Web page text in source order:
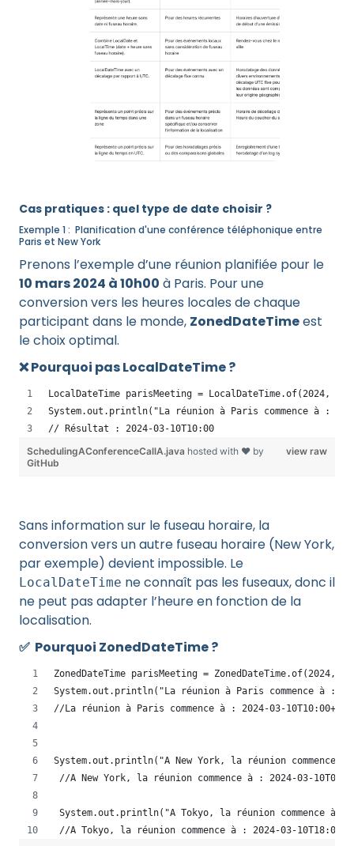
Cas pratiques : quel type de date choisir ?
Exemple 1 : Planification d'une conférence téléphonique entre
Paris et New York
Prenons l’exemple d’une réunion planifiée pour le
10 mars 2024 à 10h00 à Paris. Pour une
conversion vers les heures locales de chaque
participant dans le monde, ZonedDateTimeest
le choix optimal.
❌ Pourquoi pas LocalDateTime ?
LocalDateTime parisMeeting = LocalDateTime.of(2024,
System.out.println("La réunion à Paris commence à : "
// Résultat : 2024-03-10T10:00
view raw
SchedulingAConferenceCallA.java hosted with ❤ by
GitHub
Sans information sur le fuseau horaire, la
conversion vers un autre fuseau horaire (New York,
par exemple) devient impossible. Le
LocalDateTime ne connaît pas les fuseaux, donc il
ne peut pas adapter l’heure en fonction de la
localisation.
✅ Pourquoi ZonedDateTime ?
ZonedDateTime parisMeeting =
System.out.println("La réunion à Paris commence à : "
//La réunion à Paris commence à : 2024-03-
System.out.println("A New York, la réunion commence
//A New York, la réunion commence à : 2024-03-
System.out.println("A Tokyo, la réunion commence à
//A Tokyo, la réunion commence à : 2024-03-